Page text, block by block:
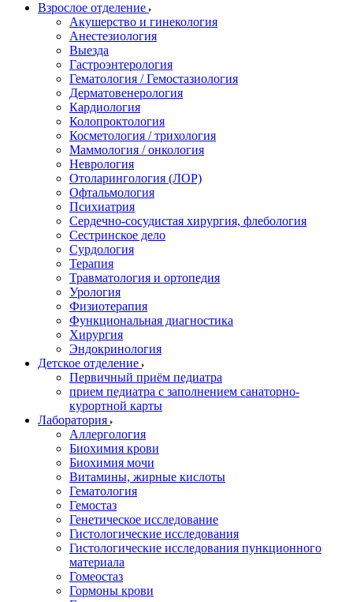
Взрослое отделение
Акушерство и гинекология
Анестезиология
Выезда
Гастроэнтерология
Гематология / Гемостазиология
Дерматовенерология
Кардиология
Колопроктология
Косметология / трихология
Маммология / онкология
Неврология
Отоларингология (ЛОР)
Офтальмология
Психиатрия
Сердечно-сосудистая хирургия, флебология
Сестринское дело
Сурдология
Терапия
Травматология и ортопедия
Урология
Физиотерапия
Функциональная диагностика
Хирургия
Эндокринология
Детское отделение
Первичный приём педиатра
прием педиатра с заполнением санаторно-
курортной карты
Лаборатория
Аллергология
Биохимия крови
Биохимия мочи
Витамины, жирные кислоты
Гематология
Гемостаз
Генетическое исследование
Гистологические исследования
Гистологические исследования пункционного
материала
Гомеостаз
Гормоны крови